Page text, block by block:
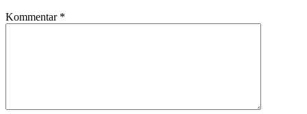
Kommentar *